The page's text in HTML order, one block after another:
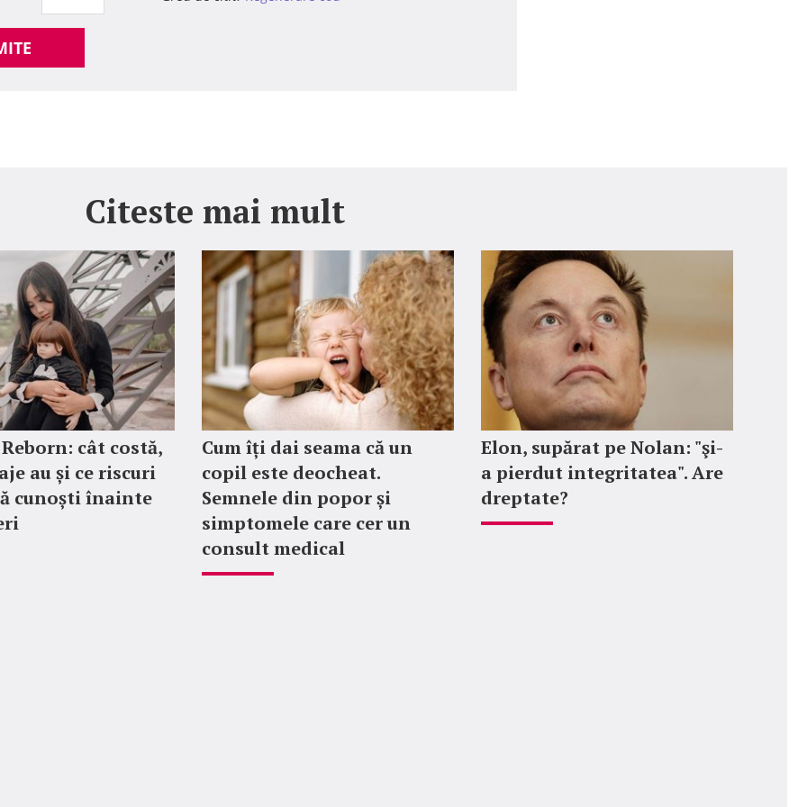
Citeste mai mult
cât costă,
au și ce riscuri
cunoști înainte
Cum îți dai seama că un
copil este deocheat.
Semnele din popor și
simptomele care cer un
consult medical
Elon, supărat pe Nolan: "şi-
a pierdut integritatea". Are
dreptate?